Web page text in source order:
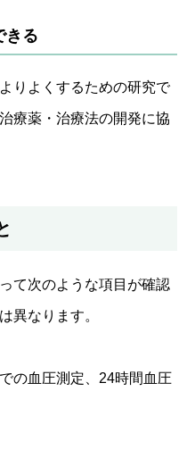
きる
りよくするための研究で
療薬・治療法の開発に協
て次のような項目が確認
異なります。
の血圧測定、24時間血圧